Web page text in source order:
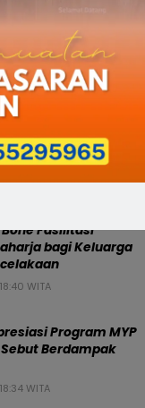
Bayar Sebagian,
Bone Rugikan
Juta
WITA
Gubernur Sulsel
Rakyat Cetak
dan Berdaya Saing
WITA
Fasilitasi
bagi Keluarga
WITA
Program MYP
Berdampak
WITA